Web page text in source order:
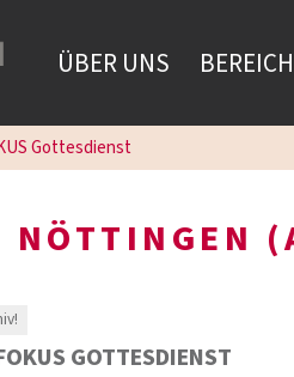
ÜBER UNS
Gottesdienst
NÖTTINGEN
GOTTESDIENST